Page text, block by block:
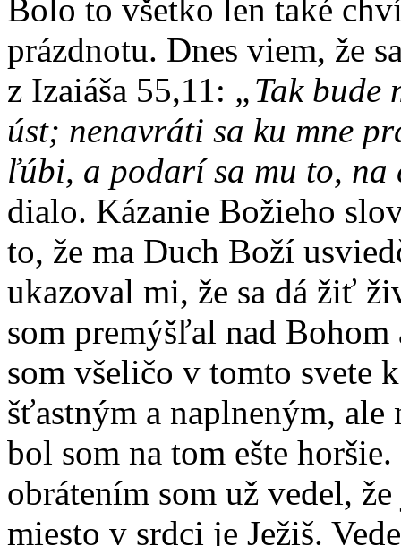
Bolo to všetko len také
prázdnotu. Dnes viem, že
z Izaiáša 55,11: „Tak bude
úst; nenavráti sa ku mne
ľúbi, a podarí sa mu to, na
dialo. Kázanie Božieho
to, že ma Duch Boží
ukazoval mi, že sa dá žiť
som premýšľal nad
som všeličo v tomto svete
šťastným a naplneným, ale
bol som na tom ešte
obrátením som už vedel,
miesto v srdci je Ježiš.